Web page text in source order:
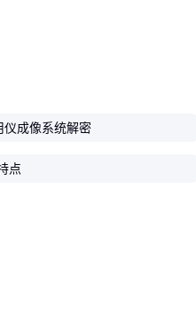
仪成像系统解密
点